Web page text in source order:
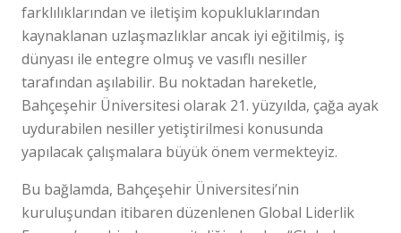
farklılıklarından ve iletişim kopukluklarından
kaynaklanan uzlaşmazlıklar ancak iyi eğitilmiş, iş
dünyası ile entegre olmuş ve vasıflı nesiller
tarafından aşılabilir. Bu noktadan hareketle,
Bahçeşehir Üniversitesi olarak 21. yüzyılda, çağa ayak
uydurabilen nesiller yetiştirilmesi konusunda
yapılacak çalışmalara büyük önem vermekteyiz.
Bu bağlamda, Bahçeşehir Üniversitesi’nin
kuruluşundan itibaren düzenlenen Global Liderlik